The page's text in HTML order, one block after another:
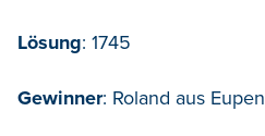
Lösung: 1745
Gewinner: Roland aus Eupen